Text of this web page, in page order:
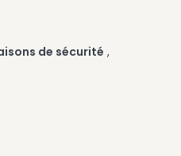
de sécurité ,